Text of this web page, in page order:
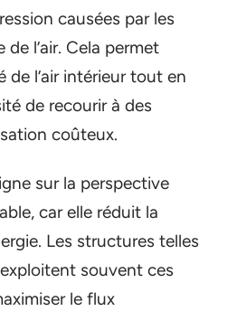
causées par les
l’air. Cela permet
de l’air intérieur tout en
de recourir à des
coûteux.
sur la perspective
car elle réduit la
Les structures telles
souvent ces
le flux